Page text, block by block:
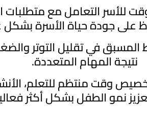
للأسر التعامل مع متطلبات
على جودة حياة الأسرة بشكل
في تقليل التوتر
نتيجة المهام المتعددة.
وقت منتظم للتعلم،
نمو الطفل بشكل أكثر